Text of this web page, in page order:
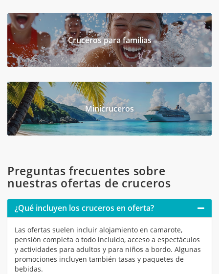
Cruceros para familias
Minicruceros
Preguntas frecuentes sobre
nuestras ofertas de cruceros
¿Qué incluyen los cruceros en oferta?
Las ofertas suelen incluir alojamiento en camarote,
pensión completa o todo incluido, acceso a espectáculos
y actividades para adultos y para niños a bordo. Algunas
promociones incluyen también tasas y paquetes de
bebidas.